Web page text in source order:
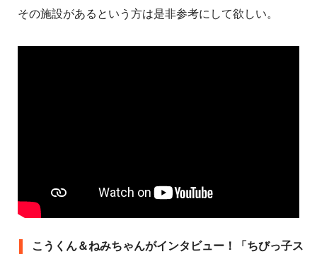
その施設があるという方は是非参考にして欲しい。
こうくん＆ねみちゃんがインタビュー！「ちびっ子ス